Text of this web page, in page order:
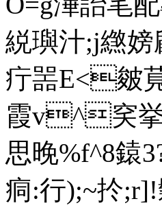
綐璵汁;j繺
疔噐E<皴
霞v^穾挙
思晚%f^8
痌:行);~扵;r]!